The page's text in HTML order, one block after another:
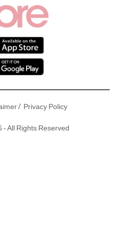
/ Privacy Policy
All Rights Reserved